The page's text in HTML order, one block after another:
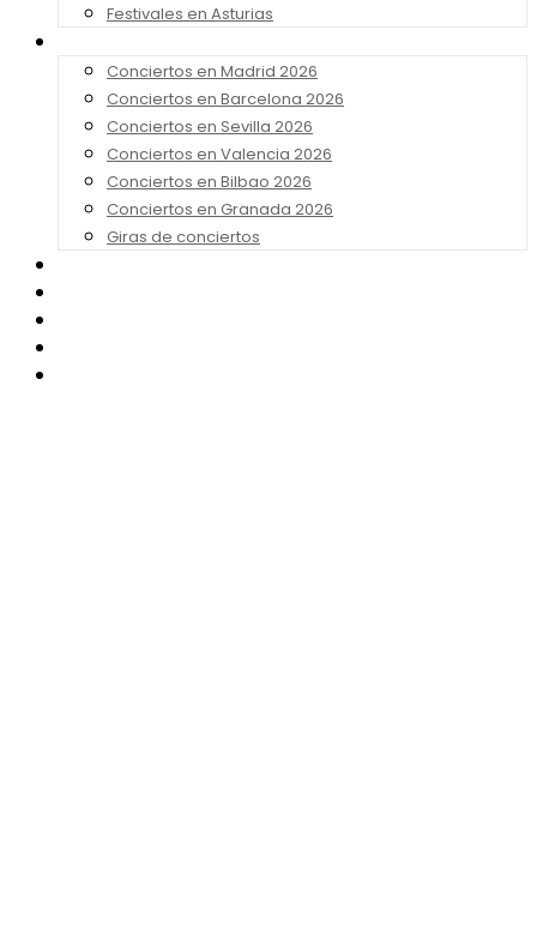
Festivales en Asturias
Conciertos en Madrid 2026
Conciertos en Barcelona 2026
Conciertos en Sevilla 2026
Conciertos en Valencia 2026
Conciertos en Bilbao 2026
Conciertos en Granada 2026
Giras de conciertos